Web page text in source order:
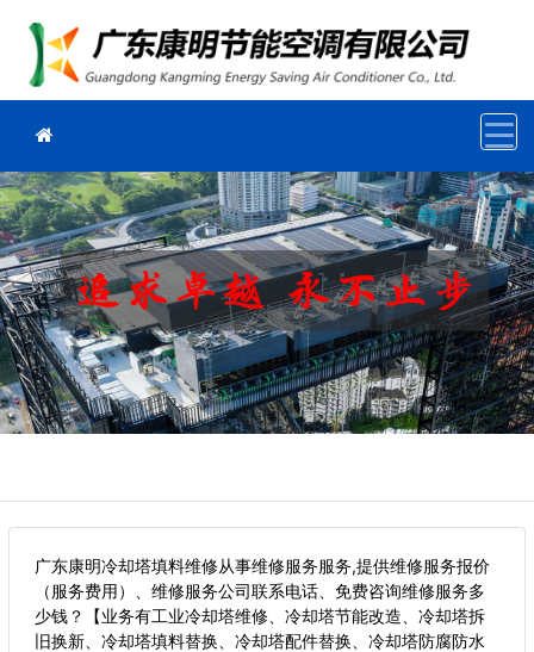
广东康明冷却塔填料维修从事维修服务服务,提供维修服务报价
（服务费用）、维修服务公司联系电话、免费咨询维修服务多
少钱？【业务有工业冷却塔维修、冷却塔节能改造、冷却塔拆
旧换新、冷却塔填料替换、冷却塔配件替换、冷却塔防腐防水